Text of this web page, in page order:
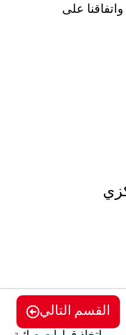
على
القسم التالي